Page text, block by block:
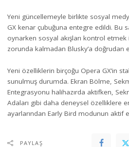
Yeni güncellemeyle birlikte sosyal
GX kenar çubuğuna entegre edildi. Bu
oynarken sosyal akışları kontrol
zorunda kalmadan Blusky’a doğrudan
Yeni özelliklerin birçoğu Opera GX’in
sunulmuş durumda. Ekran Bölme,
Entegrasyonu halihazırda aktifken,
Adaları gibi daha deneysel özelliklere
ayarlarından Early Bird modunun aktif
PAYLAŞ